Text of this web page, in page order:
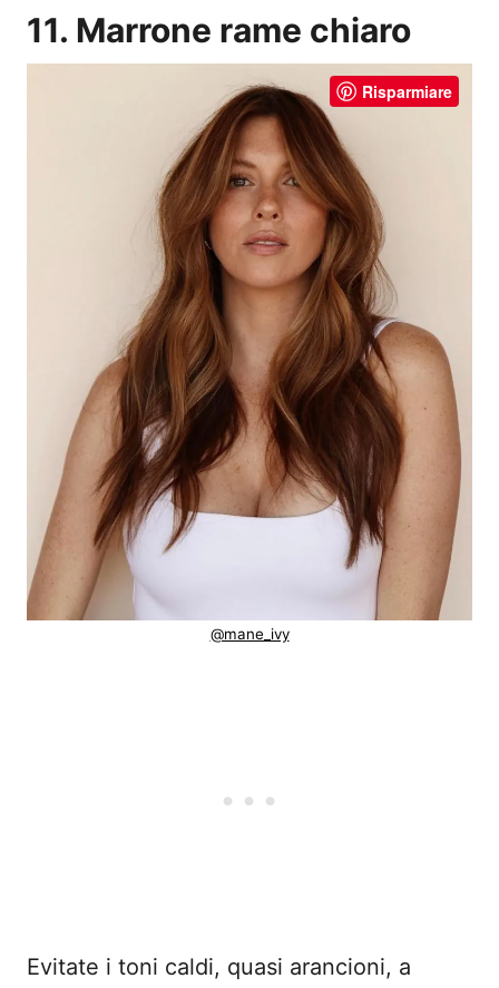
11. Marrone rame chiaro
Risparmiare
@mane_ivy
Evitate i toni caldi, quasi arancioni, a